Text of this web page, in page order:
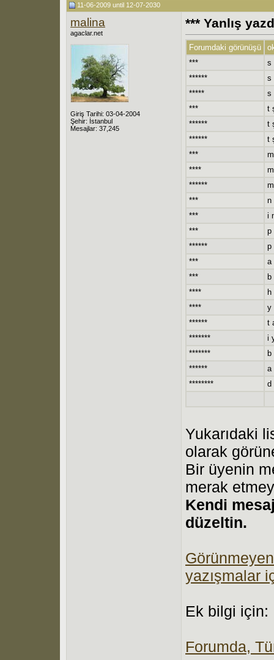
11-06-2009 until 12-07-2030
malina
agaclar.net
Giriş Tarihi: 03-04-2004
Şehir: İstanbul
Mesajlar: 37,245
*** Yanlış
Forumdaki görünüşü
***
s
******
s
*****
s
***
t
******
t
******
t
***
****
******
***
n
***
i
***
p
******
p
***
a
***
****
****
y
******
t
*******
i
*******
******
a
********
d
Yukarıdaki
olarak
Bir üyenin
merak
Kendi
düzeltin.
yazışmalar
Ek bilgi için:
Forumda,